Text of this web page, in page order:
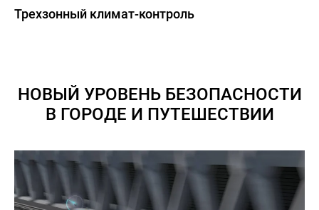
Трехзонный климат-контроль
НОВЫЙ УРОВЕНЬ БЕЗОПАСНОСТИ
В ГОРОДЕ И ПУТЕШЕСТВИИ